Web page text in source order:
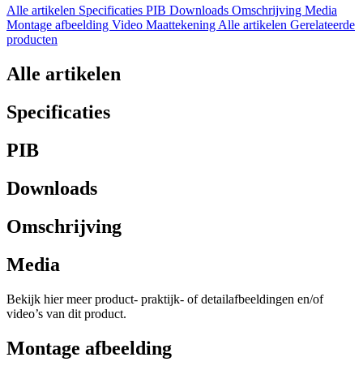
Alle artikelen Specificaties PIB Downloads Omschrijving Media
Montage afbeelding Video MaattekeningAlle artikelen Gerelateerde
producten
Alle artikelen
Specificaties
PIB
Downloads
Omschrijving
Media
Bekijk hier meer product- praktijk- of detailafbeeldingen en/of
video’s van dit product.
Montage afbeelding